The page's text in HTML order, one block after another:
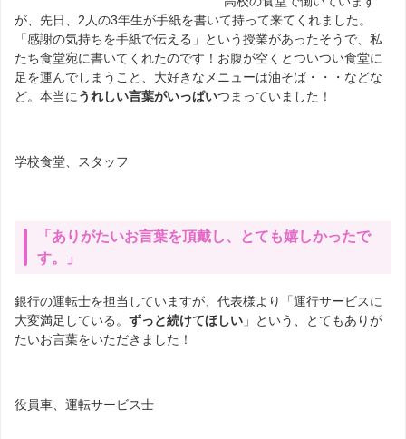
が、先日、 2 人の3年生が手紙を書いて持って来てくれました。
「感謝の気持ちを手紙で伝える」という授業があったそうで、私
たち食堂宛に書いてくれたのです！お腹が空くとついつい食堂に
足を運んでしまうこと、大好きなメニューは油そば・・・などな
ど。本当に うれしい言葉がいっぱいつまっていました！
学校食堂、スタッフ
「ありがたいお言葉を頂戴し、とても嬉しかったで
す。」
銀行の運転士を担当していますが、代表様より「運行サービスに
大変満足している。 ずっと続けてほしい 」という、とてもありが
たいお言葉をいただきました！
役員車、運転サービス士